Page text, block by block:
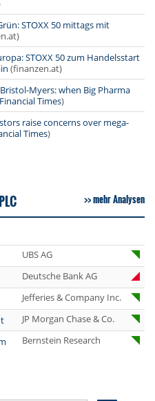
STOXX 50 mittags mit
STOXX 50 zum Handelsstart
(finanzen.at)
Myers: when Big Pharma
Financial Times)
raise concerns over mega-
Times)
mehr Analysen
UBS AG
Deutsche Bank AG
Jefferies & Company Inc.
JP Morgan Chase & Co.
Bernstein Research